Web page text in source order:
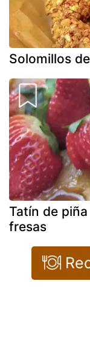
Solomillos
Tatín de
fresas